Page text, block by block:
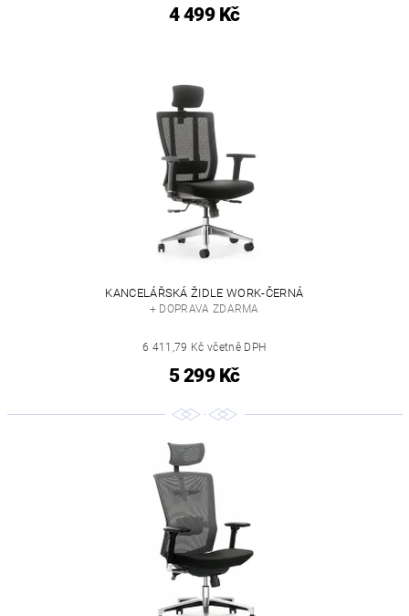
4 499 Kč
KANCELÁŘSKÁ ŽIDLE WORK-ČERNÁ
+ DOPRAVA ZDARMA
6 411,79 Kč včetně DPH
5 299 Kč